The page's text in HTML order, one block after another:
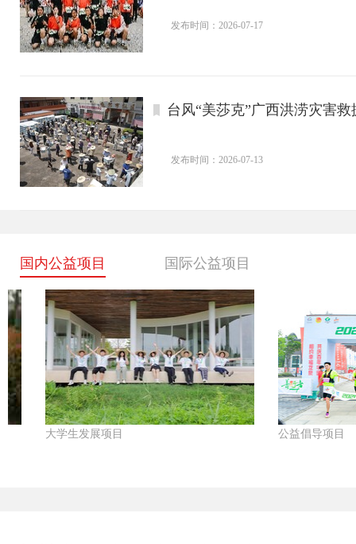
发布时间：2026-07-17
台风“美莎克”广西洪涝灾害
发布时间：2026-07-13
国内公益项目 国际公益项目
大学生发展项目 公益倡导项目